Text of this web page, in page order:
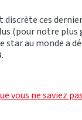
ces
(pour notre
au monde a
.
vous ne saviez